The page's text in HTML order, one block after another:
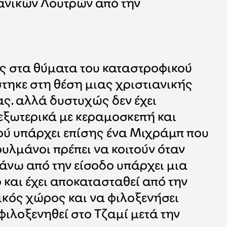
Λουτρών από την
στα θύματα του καταστροφικού
στη θέση μιας χριστιανικής
αλλά δυστυχώς δεν έχει
με κεραμοσκεπή και
υπάρχει επίσης ένα Μιχράμπ που
πρέπει να κοιτούν όταν
από την είσοδο υπάρχει μια
έχει αποκατασταθεί από την
χώρος και να φιλοξενήσει
στο Τζαμί μετά την